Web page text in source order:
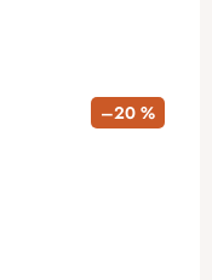
–20 %